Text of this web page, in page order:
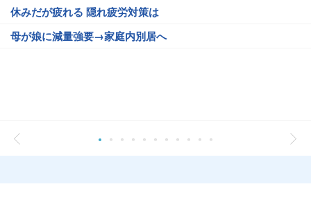
休みだが疲れる 隠れ疲労対策は
母が娘に減量強要→家庭内別居へ